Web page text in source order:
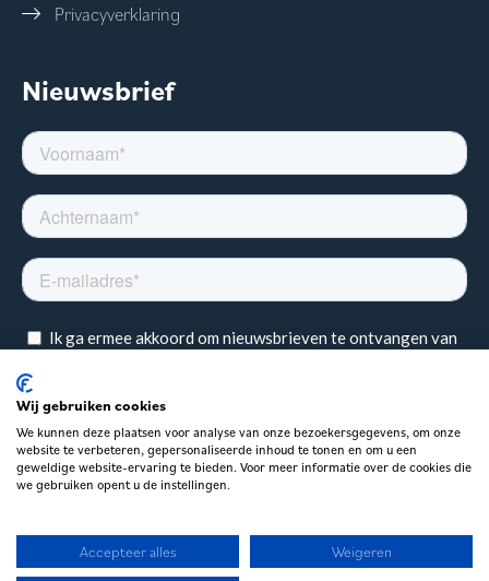
Wij gebruiken cookies
We kunnen deze plaatsen voor analyse van onze bezoekersgegevens, om onze
website te verbeteren, gepersonaliseerde inhoud te tonen en om u een
geweldige website-ervaring te bieden. Voor meer informatie over de cookies die
we gebruiken opent u de instellingen.
Accepteer alles Weigeren
Privacyverklaring
Nieuwsbrief